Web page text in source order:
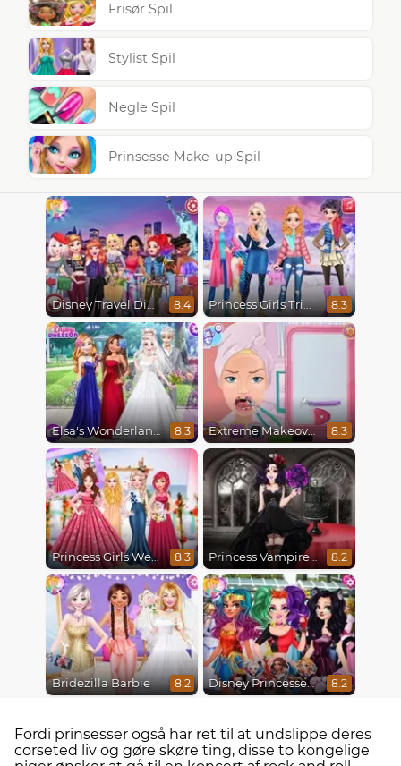
Frisør Spil
Stylist Spil
Negle Spil
Prinsesse Make-up Spil
Disney Travel Diaries: City Break 8.4 Princess Girls Trip To Aspen 8.3
Elsa's Wonderland Wedding 8.3 Extreme Makeover 8.3
Princess Girls Wedding Trip 8.3 Princess Vampire Wedding Makeover 8.2
Bridezilla Barbie 8.2 Disney Princesses Comicon Cosplay 8.2
Fordi prinsesser også har ret til at undslippe deres
corseted liv og gøre skøre ting, disse to kongelige